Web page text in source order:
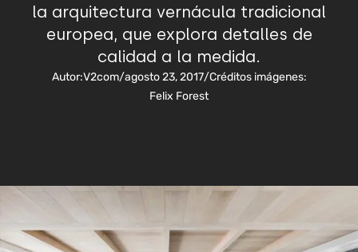
la arquitectura vernácula tradicional
europea, que explora detalles de
calidad a la medida.
Autor:V2com/agosto 23, 2017/Créditos imágenes:
Felix Forest